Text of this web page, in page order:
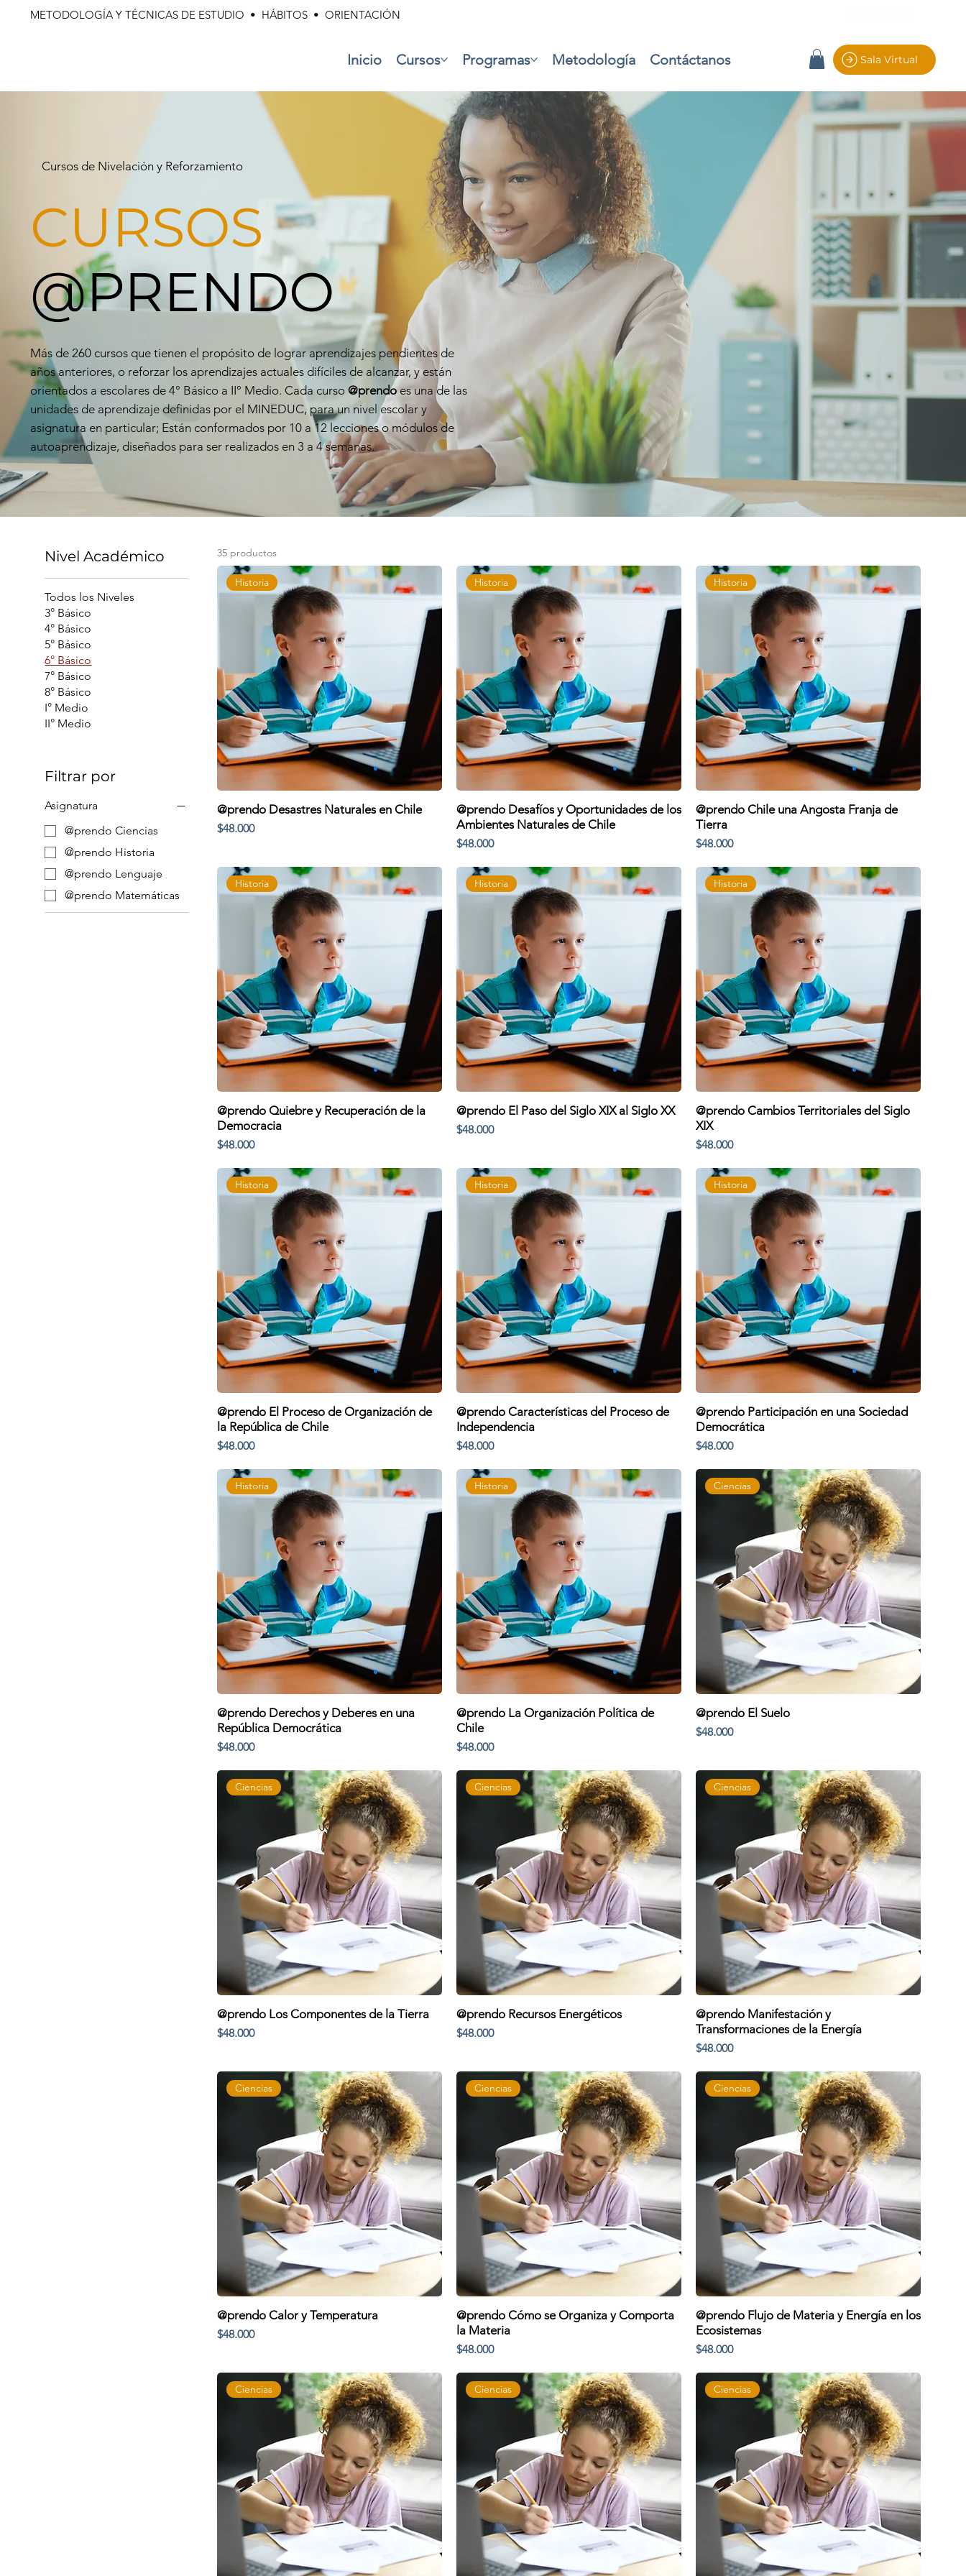
METODOLOGÍA Y TÉCNICAS DE ESTUDIO • HÁBITOS • ORIENTACIÓN
Inicio Cursos Programas Metodología Contáctanos Sala Virtual
Cursos de Nivelación y Reforzamiento
CURSOS
@PRENDO
Más de 260 cursos que tienen el propósito de lograr aprendizajes pendientes de
años anteriores, o reforzar los aprendizajes actuales difíciles de alcanzar, y están
orientados a escolares de 4° Básico a II° Medio. Cada curso @prendoes una de las
unidades de aprendizaje definidas por el MINEDUC, para un nivel escolar y
asignatura en particular; Están conformados por 10 a 12 lecciones o módulos de
autoaprendizaje, diseñados para ser realizados en 3 a 4 semanas.
Nivel Académico
Todos los Niveles
3° Básico
4° Básico
5° Básico
6° Básico
7° Básico
8° Básico
I° Medio
II° Medio
Filtrar por
Asignatura
@prendo Ciencias
@prendo Historia
@prendo Lenguaje
@prendo Matemáticas
35 productos
Historia
@prendo Desastres Naturales en Chile
Precio
$48.000
Historia
@prendo Desafíos y Oportunidades de los
Ambientes Naturales de Chile
Precio
$48.000
Historia
@prendo Chile una Angosta Franja de
Tierra
Precio
$48.000
Historia
@prendo Quiebre y Recuperación de la
Democracia
Precio
$48.000
Historia
@prendo El Paso del Siglo XIX al Siglo XX
Precio
$48.000
Historia
@prendo Cambios Territoriales del Siglo
XIX
Precio
$48.000
Historia
@prendo El Proceso de Organización de
la República de Chile
Precio
$48.000
Historia
@prendo Características del Proceso de
Independencia
Precio
$48.000
Historia
@prendo Participación en una Sociedad
Democrática
Precio
$48.000
Historia
@prendo Derechos y Deberes en una
República Democrática
Precio
$48.000
Historia
@prendo La Organización Política de
Chile
Precio
$48.000
Ciencias
@prendo El Suelo
Precio
$48.000
Ciencias
@prendo Los Componentes de la Tierra
Precio
$48.000
Ciencias
@prendo Recursos Energéticos
Precio
$48.000
Ciencias
@prendo Manifestación y
Transformaciones de la Energía
Precio
$48.000
Ciencias
@prendo Calor y Temperatura
Precio
$48.000
Ciencias
@prendo Cómo se Organiza y Comporta
la Materia
Precio
$48.000
Ciencias
@prendo Flujo de Materia y Energía en los
Ecosistemas
Precio
$48.000
Ciencias Ciencias Ciencias